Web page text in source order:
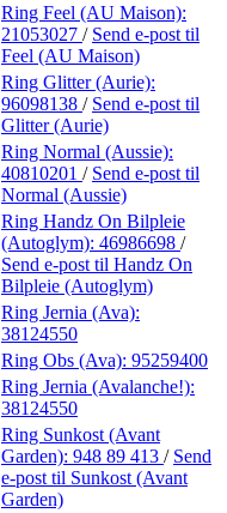
Ring Feel (AU Maison):
21053027 / Send e-post til
Feel (AU Maison)
Ring Glitter (Aurie):
96098138 / Send e-post til
Glitter (Aurie)
Ring Normal (Aussie):
40810201 / Send e-post til
Normal (Aussie)
Ring Handz On Bilpleie
(Autoglym): 46986698 /
Send e-post til Handz On
Bilpleie (Autoglym)
Ring Jernia (Ava):
38124550
Ring Obs (Ava): 95259400
Ring Jernia (Avalanche!):
38124550
Ring Sunkost (Avant
Garden): 948 89 413 / Send
e-post til Sunkost (Avant
Garden)